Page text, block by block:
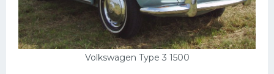
Volkswagen Type 3 1500
Велосипеды
Рено
Прогулочные суда